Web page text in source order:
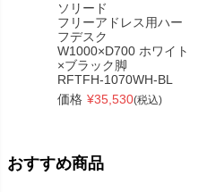
ソリード
フリーアドレス用ハー
フデスク
W1000×D700 ホワイト
×ブラック脚
RFTFH-1070WH-BL
価格 ¥35,530(税込)
おすすめ商品